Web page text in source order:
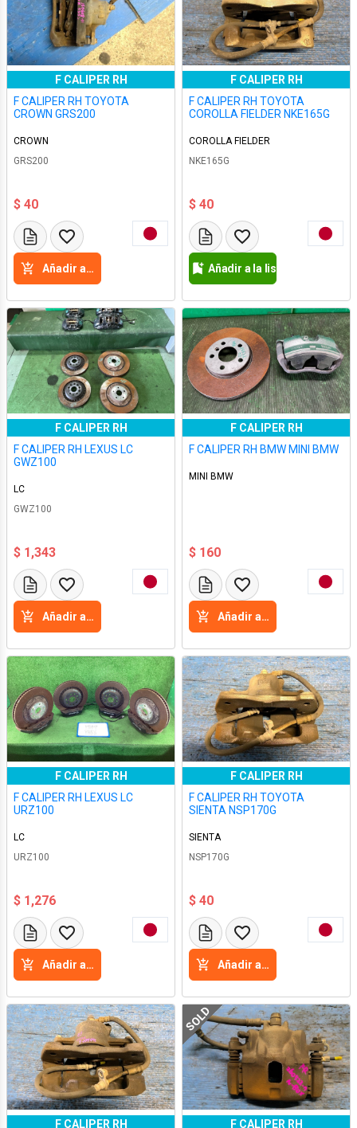
F CALIPER RH
F CALIPER RH TOYOTA
CROWN GRS200
CROWN
GRS200
$ 40
Añadir a la cesta
F CALIPER RH
F CALIPER RH TOYOTA
COROLLA FIELDER NKE165G
COROLLA FIELDER
NKE165G
$ 40
Añadir a la lista de deseos
F CALIPER RH
F CALIPER RH LEXUS LC
GWZ100
LC
GWZ100
$ 1,343
Añadir a la cesta
F CALIPER RH
F CALIPER RH BMW MINI BMW
MINI BMW
$ 160
Añadir a la cesta
F CALIPER RH
F CALIPER RH LEXUS LC
URZ100
LC
URZ100
$ 1,276
Añadir a la cesta
F CALIPER RH
F CALIPER RH TOYOTA
SIENTA NSP170G
SIENTA
NSP170G
$ 40
Añadir a la cesta
F CALIPER RH
SOLD
F CALIPER RH